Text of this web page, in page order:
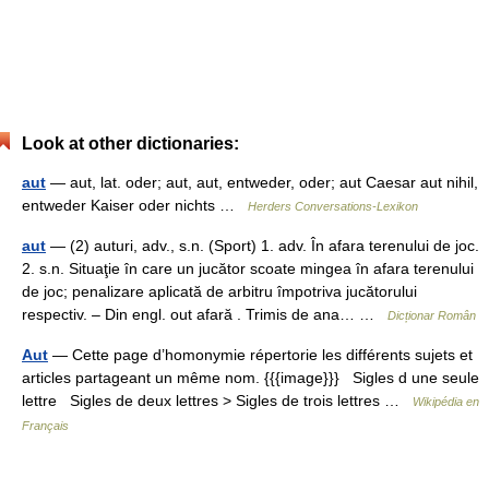
Look at other dictionaries:
aut — aut, lat. oder; aut, aut, entweder, oder; aut Caesar aut nihil,
entweder Kaiser oder nichts …
Herders Conversations-Lexikon
aut — (2) auturi, adv., s.n. (Sport) 1. adv. În afara terenului de joc.
2. s.n. Situaţie în care un jucător scoate mingea în afara terenului
de joc; penalizare aplicată de arbitru împotriva jucătorului
respectiv. – Din engl. out afară . Trimis de ana… …
Dicționar Român
Aut — Cette page d’homonymie répertorie les différents sujets et
articles partageant un même nom. {{{image}}} Sigles d une seule
lettre Sigles de deux lettres > Sigles de trois lettres …
Wikipédia en
Français